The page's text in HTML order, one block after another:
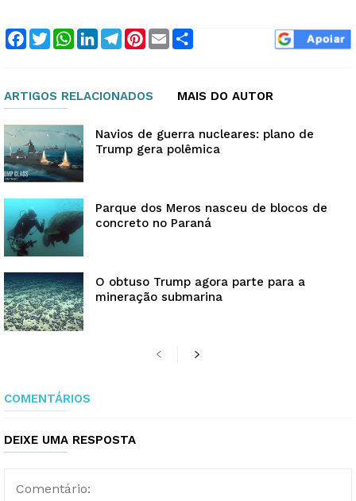
Facebook
TwitterWhatsApp
LinkedInTelegram
Pinterest
Email
ARTIGOS RELACIONADOS MAIS DO AUTOR
Navios de guerra nucleares: plano de
Trump gera polêmica
Parque dos Meros nasceu de blocos de
concreto no Paraná
O obtuso Trump agora parte para a
mineração submarina
COMENTÁRIOS
DEIXE UMA RESPOSTA